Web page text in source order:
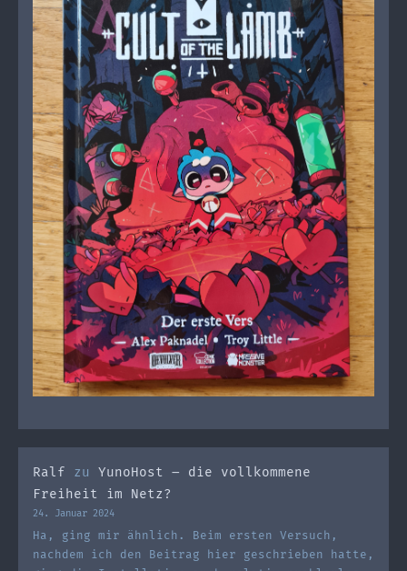
Ralf zu YunoHost – die vollkommene
Freiheit im Netz?
24. Januar 2024
Ha, ging mir ähnlich. Beim ersten Versuch,
nachdem ich den Beitrag hier geschrieben hatte,